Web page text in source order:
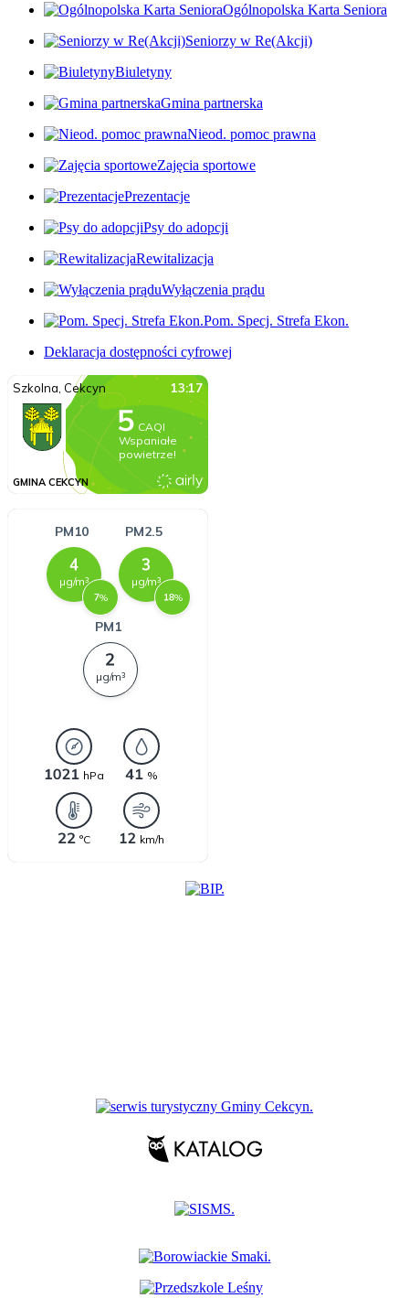
Ogólnopolska Karta Seniora
Seniorzy w Re(Akcji)
Biuletyny
Gmina partnerska
Nieod. pomoc prawna
Zajęcia sportowe
Prezentacje
Psy do adopcji
Rewitalizacja
Wyłączenia prądu
Pom. Specj. Strefa Ekon.
Deklaracja dostępności cyfrowej